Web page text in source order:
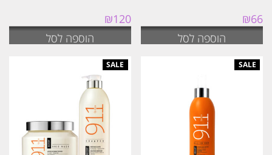
₪66
הוספה לסל
₪120
הוספה לסל